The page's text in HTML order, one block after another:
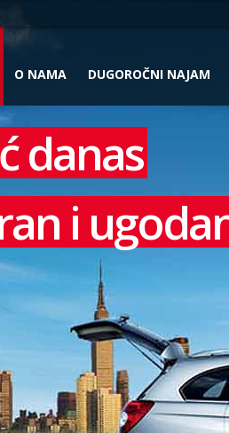
O NAMA DUGOROČNI NAJAM
danas
i